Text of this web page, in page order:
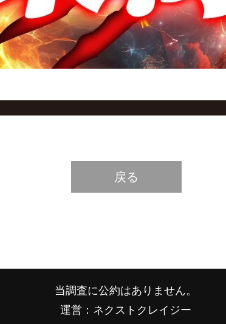
戻る
当調査に公約はありません。
運営：ネクストクレイジー